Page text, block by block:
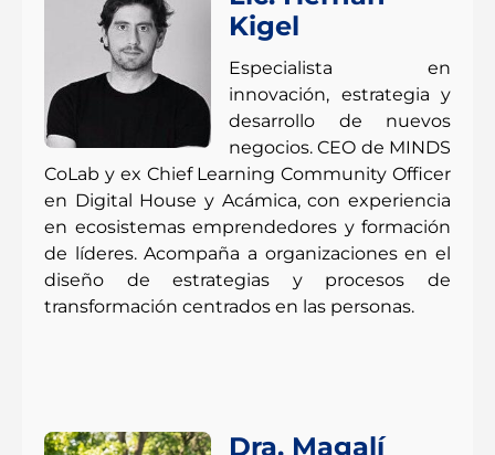
Kigel
Especialista en
innovación, estrategia y
desarrollo de nuevos
negocios. CEO de MINDS
CoLab y ex Chief Learning Community Officer
en Digital House y Acámica, con experiencia
en ecosistemas emprendedores y formación
de líderes. Acompaña a organizaciones en el
diseño de estrategias y procesos de
transformación centrados en las personas.
Dra. Magalí